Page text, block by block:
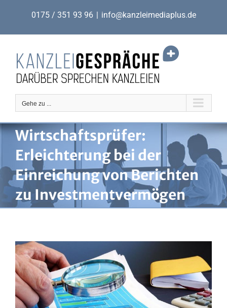
0175 / 351 93 96 | info@kanzleimediaplus.de
Gehe zu ...
Wirtschaftsprüfer:
Erleichterung bei der
Einreichung von Berichten
zu Investmentvermögen
Zeige
grösseres
Bild